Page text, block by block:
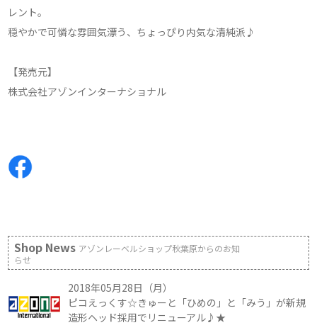
レント。
穏やかで可憐な雰囲気漂う、ちょっぴり内気な清純派♪
【発売元】
株式会社アゾンインターナショナル
Shop News アゾンレーベルショップ秋葉原からのお知
らせ
2018年05月28日（月）
ピコえっくす☆きゅーと「ひめの」と「みう」が新規
造形ヘッド採用でリニューアル♪★